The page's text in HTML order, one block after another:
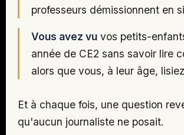
professeurs démissionnent en
Vous avez vu vos petits-
année de CE2 sans savoir lire
alors que vous, à leur âge,
Et à chaque fois, une question
qu'aucun journaliste ne posait.